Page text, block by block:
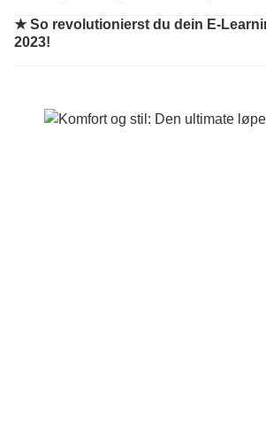
★So revolutionierst du dein E-
2023!